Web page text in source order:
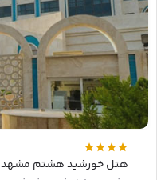
هتل خورشید هشتم مشهد